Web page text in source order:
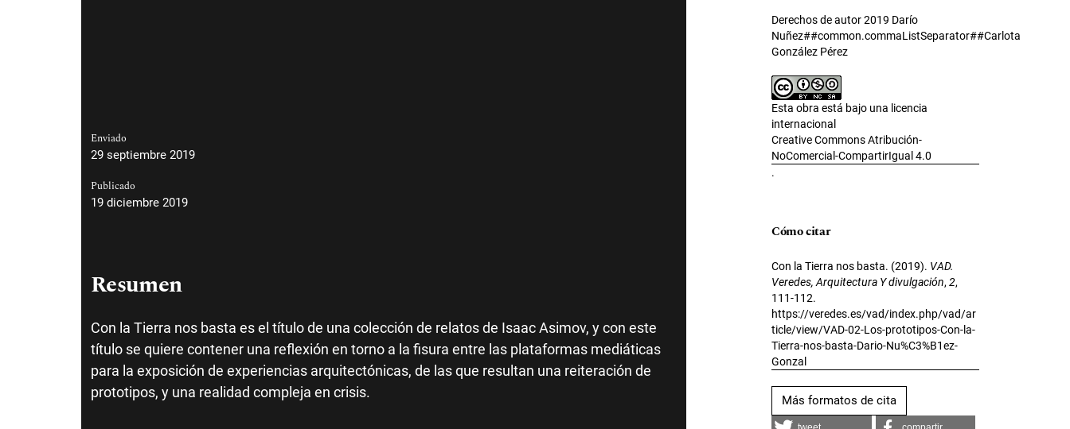
Enviado
29 septiembre 2019
Publicado
19 diciembre 2019
Resumen
Con la Tierra nos basta es el título de una colección de relatos de Isaac Asimov, y con este
título se quiere contener una reflexión en torno a la fisura entre las plataformas mediáticas
para la exposición de experiencias arquitectónicas, de las que resultan una reiteración de
prototipos, y una realidad compleja en crisis.
Derechos de autor 2019 Darío
Nuñez##common.commaListSeparator##Carlota
González Pérez
Esta obra está bajo una licencia
internacional
Creative Commons Atribución-
NoComercial-CompartirIgual 4.0
.
Cómo citar
Con la Tierra nos basta. (2019). VAD.
Veredes, Arquitectura Y divulgación,2,
111-112.
https://veredes.es/vad/index.php/vad/ar
ticle/view/VAD-02-Los-prototipos-Con-la-
Tierra-nos-basta-Dario-Nu%C3%B1ez-
Gonzal
Más formatos de cita